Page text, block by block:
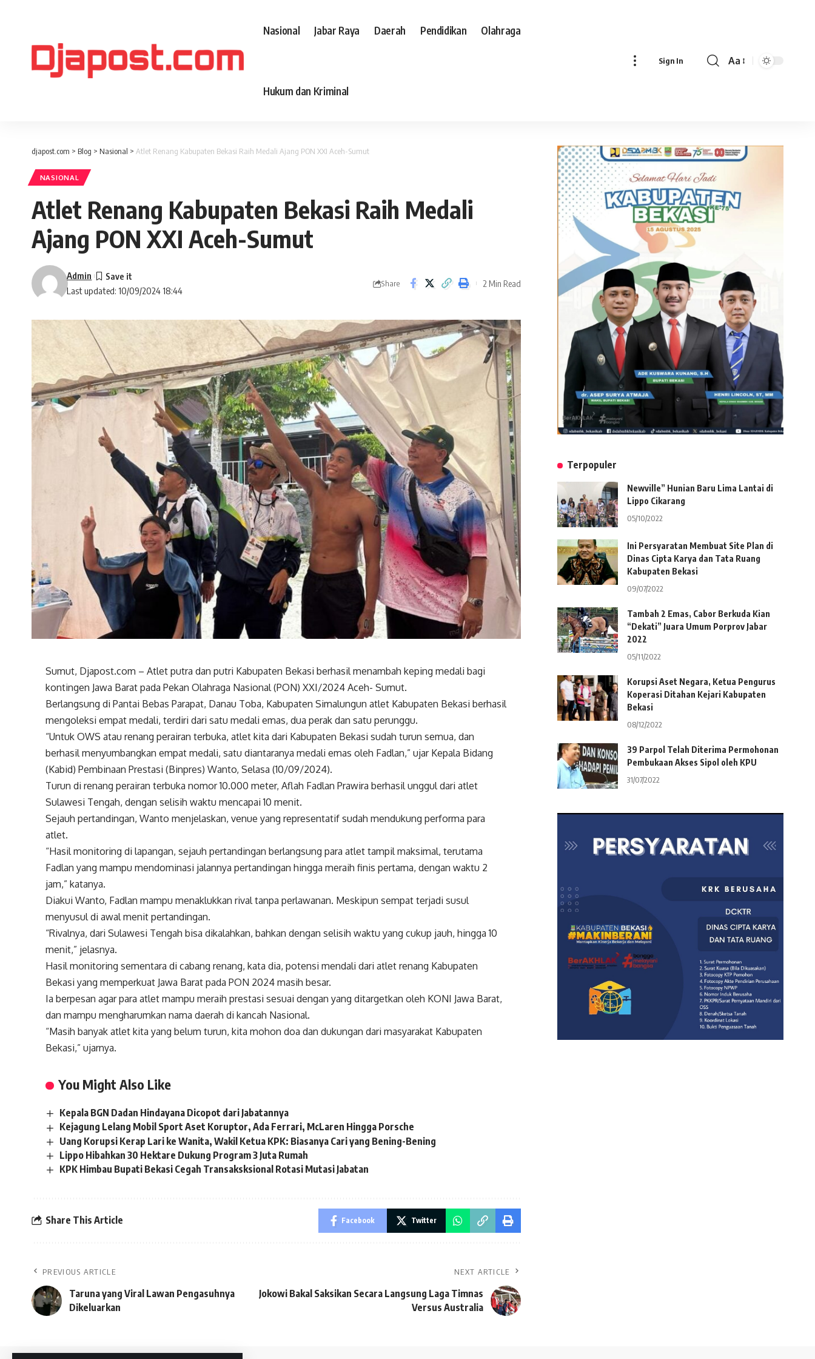
Nasional Jabar Raya Daerah Pendidikan Olahraga
Hukum dan Kriminal
Sign In
Font
Aa
djapost.com > Blog > Nasional > Atlet Renang Kabupaten Bekasi Raih Medali Ajang PON XXI Aceh-Sumut
NASIONAL
Atlet Renang Kabupaten Bekasi Raih Medali
Ajang PON XXI Aceh-Sumut
Last updated: 10/09/2024 18:44
Admin
Share 2 Min Read
Sumut, Djapost.com – Atlet putra dan putri Kabupaten Bekasi berhasil menambah keping medali bagi
kontingen Jawa Barat pada Pekan Olahraga Nasional (PON) XXI/2024 Aceh- Sumut.
Berlangsung di Pantai Bebas Parapat, Danau Toba, Kabupaten Simalungun atlet Kabupaten Bekasi berhasil
mengoleksi empat medali, terdiri dari satu medali emas, dua perak dan satu perunggu.
“Untuk OWS atau renang perairan terbuka, atlet kita dari Kabupaten Bekasi sudah turun semua, dan
berhasil menyumbangkan empat medali, satu diantaranya medali emas oleh Fadlan,” ujar Kepala Bidang
(Kabid) Pembinaan Prestasi (Binpres) Wanto, Selasa (10/09/2024).
Turun di renang perairan terbuka nomor 10.000 meter, Aflah Fadlan Prawira berhasil unggul dari atlet
Sulawesi Tengah, dengan selisih waktu mencapai 10 menit.
Sejauh pertandingan, Wanto menjelaskan, venue yang representatif sudah mendukung performa para
atlet.
“Hasil monitoring di lapangan, sejauh pertandingan berlangsung para atlet tampil maksimal, terutama
Fadlan yang mampu mendominasi jalannya pertandingan hingga meraih finis pertama, dengan waktu 2
jam,” katanya.
Diakui Wanto, Fadlan mampu menaklukkan rival tanpa perlawanan. Meskipun sempat terjadi susul
menyusul di awal menit pertandingan.
“Rivalnya, dari Sulawesi Tengah bisa dikalahkan, bahkan dengan selisih waktu yang cukup jauh, hingga 10
menit,” jelasnya.
Hasil monitoring sementara di cabang renang, kata dia, potensi mendali dari atlet renang Kabupaten
Bekasi yang memperkuat Jawa Barat pada PON 2024 masih besar.
Ia berpesan agar para atlet mampu meraih prestasi sesuai dengan yang ditargetkan oleh KONI Jawa Barat,
dan mampu mengharumkan nama daerah di kancah Nasional.
“Masih banyak atlet kita yang belum turun, kita mohon doa dan dukungan dari masyarakat Kabupaten
Bekasi,” ujarnya.
You Might Also Like
Kepala BGN Dadan Hindayana Dicopot dari Jabatannya
Kejagung Lelang Mobil Sport Aset Koruptor, Ada Ferrari, McLaren Hingga Porsche
Uang Korupsi Kerap Lari ke Wanita, Wakil Ketua KPK: Biasanya Cari yang Bening-Bening
Lippo Hibahkan 30 Hektare Dukung Program 3 Juta Rumah
KPK Himbau Bupati Bekasi Cegah Transaksksional Rotasi Mutasi Jabatan
Share This Article Facebook Twitter
PREVIOUS ARTICLE
Taruna yang Viral Lawan Pengasuhnya
Dikeluarkan
NEXT ARTICLE
Jokowi Bakal Saksikan Secara Langsung Laga Timnas
Versus Australia
Terpopuler
Newville” Hunian Baru Lima Lantai di
Lippo Cikarang
05/10/2022
Ini Persyaratan Membuat Site Plan di
Dinas Cipta Karya dan Tata Ruang
Kabupaten Bekasi
09/07/2022
Tambah 2 Emas, Cabor Berkuda Kian
“Dekati” Juara Umum Porprov Jabar
2022
05/11/2022
Korupsi Aset Negara, Ketua Pengurus
Koperasi Ditahan Kejari Kabupaten
Bekasi
08/12/2022
39 Parpol Telah Diterima Permohonan
Pembukaan Akses Sipol oleh KPU
31/07/2022